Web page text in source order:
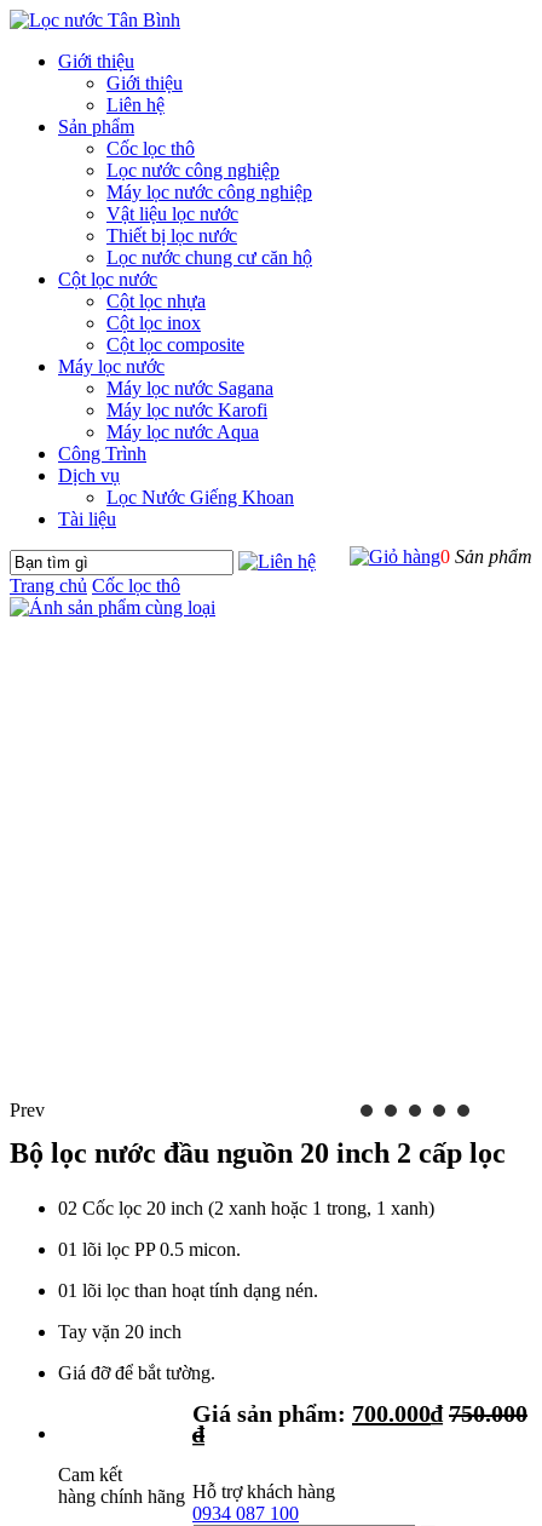
Giới thiệu
Giới thiệu
Liên hệ
Sản phẩm
Cốc lọc thô
Lọc nước công nghiệp
Máy lọc nước công nghiệp
Vật liệu lọc nước
Thiết bị lọc nước
Lọc nước chung cư căn hộ
Cột lọc nước
Cột lọc nhựa
Cột lọc inox
Cột lọc composite
Máy lọc nước
Máy lọc nước Sagana
Máy lọc nước Karofi
Máy lọc nước Aqua
Công Trình
Dịch vụ
Lọc Nước Giếng Khoan
Tài liệu
0 Sản phẩm
Trang chủ Cốc lọc thô
Prev
Bộ lọc nước đầu nguồn 20 inch 2 cấp lọc
02 Cốc lọc 20 inch (2 xanh hoặc 1 trong, 1 xanh)
01 lõi lọc PP 0.5 micon.
01 lõi lọc than hoạt tính dạng nén.
Tay vặn 20 inch
Giá đỡ để bắt tường.
Cam kết
hàng chính hãng
Giá sản phẩm: 700.000₫ 750.000
₫
Hỗ trợ khách hàng
0934 087 100